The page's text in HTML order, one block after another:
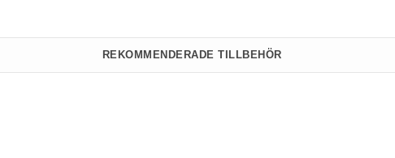
REKOMMENDERADE TILLBEHÖR